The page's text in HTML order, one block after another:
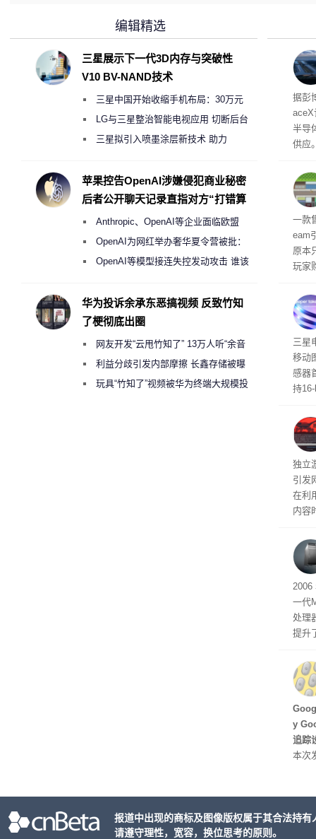
电
据彭
aceX
半导
供应
开
取“
的
全
一款
eam
原本
玩家
入
传
三星
移动
感器
持
文
独立
引发
在利
内容
有
2006
一代
处理
提升
型
ss
y
追踪
本次
摩托
编辑精选
三星展示下一代3D内存与突破性
V10 BV-NAND技术
三星中国开始收缩手机布局：30万元
月销售额不达标门店 将被逐步清退
LG与三星整治智能电视应用 切断后台
偷偷共享带宽的违规行为
三星拟引入喷墨涂层新技术 助力
度
苹果控告OpenAI涉嫌侵犯商业秘密
后者公开聊天记录直指对方“打错算
Anthropic、OpenAI等企业面临欧盟
《人工智能法案》全新执法权限审查
OpenAI为网红举办奢华夏令营被批：
2000美元一晚 遭讽“反乌托邦”
OpenAI等模型接连失控发动攻击 谁该
华为投诉余承东恶搞视频 反致竹知
了梗彻底出圈
网友开发“云甩竹知了” 13万人听“余音
绕梁”利益分歧引发内部摩擦 长鑫存储被曝
曾将华为驻场工程师驱逐出研发基地
玩具“竹知了”视频被华为终端大规模投
报道中出现的商标及图像版权属于其合法持
请遵守理性，宽容，换位思考的原则。